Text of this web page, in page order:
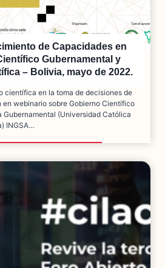
de Capacidades en
Gubernamental y
– Bolivia, mayo de 2022.
científica en la toma de decisiones de
webinario sobre Gobierno Científico
(Universidad Católica
INGSA…